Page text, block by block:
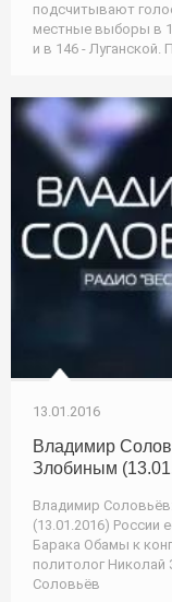
подсчитывают
местные выборы в
и в 146 - Луганской.
13.01.2016
Владимир
Злобиным
Владимир
(13.01.2016) России
Барака Обамы к
политолог
Соловьёв